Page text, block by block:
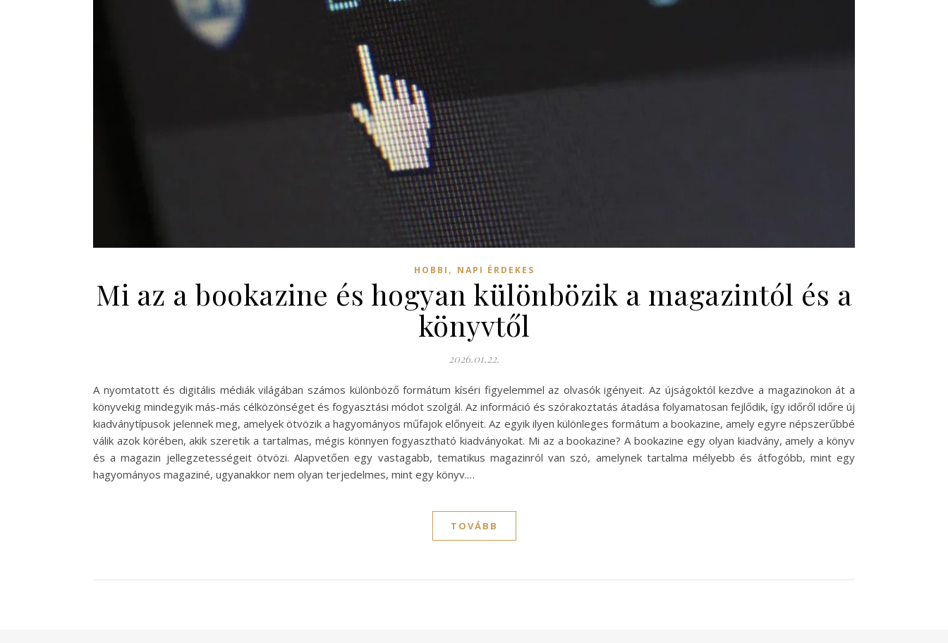
HOBBI , NAPI ÉRDEKES
Mi az a bookazine és hogyan különbözik a magazintól és a
könyvtől
2026.01.22.
A nyomtatott és digitális médiák világában számos különböző formátum kíséri figyelemmel az olvasók igényeit. Az újságoktól kezdve a magazinokon át a
könyvekig mindegyik más-más célközönséget és fogyasztási módot szolgál. Az információ és szórakoztatás átadása folyamatosan fejlődik, így időről időre új
kiadványtípusok jelennek meg, amelyek ötvözik a hagyományos műfajok előnyeit. Az egyik ilyen különleges formátum a bookazine, amely egyre népszerűbbé
válik azok körében, akik szeretik a tartalmas, mégis könnyen fogyasztható kiadványokat. Mi az a bookazine? A bookazine egy olyan kiadvány, amely a könyv
és a magazin jellegzetességeit ötvözi. Alapvetően egy vastagabb, tematikus magazinról van szó, amelynek tartalma mélyebb és átfogóbb, mint egy
hagyományos magaziné, ugyanakkor nem olyan terjedelmes, mint egy könyv.…
TOVÁBB